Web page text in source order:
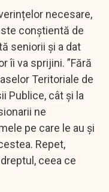
necesare,
conştientă de
seniorii şi a dat
îi va sprijini. ”Fără
Teritoriale de
Publice, cât și la
ne
pe care le au și
Repet,
ceea ce